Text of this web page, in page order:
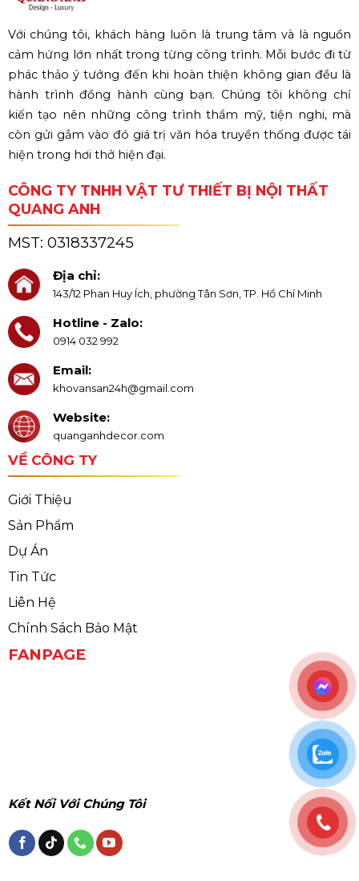
Với chúng tôi, khách hàng luôn là trung tâm và là nguồn
cảm hứng lớn nhất trong từng công trình. Mỗi bước đi từ
phác thảo ý tưởng đến khi hoàn thiện không gian đều là
hành trình đồng hành cùng bạn. Chúng tôi không chỉ
kiến tạo nên những công trình thẩm mỹ, tiện nghi, mà
còn gửi gắm vào đó giá trị văn hóa truyền thống được tái
hiện trong hơi thở hiện đại.
CÔNG TY TNHH VẬT TƯ THIẾT BỊ NỘI THẤT
QUANG ANH
MST: 0318337245
Địa chỉ:
143/12 Phan Huy Ích, phường Tân Sơn, TP. Hồ Chí Minh
Hotline - Zalo:
0914 032 992
Email:
khovansan24h@gmail.com
Website:
quanganhdecor.com
VỀ CÔNG TY
Giới Thiệu
Sản Phẩm
Dự Án
Tin Tức
Liên Hệ
Chính Sách Bảo Mật
FANPAGE
Kết Nối Với Chúng Tôi